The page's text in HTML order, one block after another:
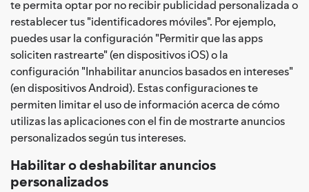
te permita optar por no recibir publicidad personalizada o
restablecer tus "identificadores móviles". Por ejemplo,
puedes usar la configuración "Permitir que las apps
soliciten rastrearte" (en dispositivos iOS) o la
configuración "Inhabilitar anuncios basados en intereses"
(en dispositivos Android). Estas configuraciones te
permiten limitar el uso de información acerca de cómo
utilizas las aplicaciones con el fin de mostrarte anuncios
personalizados según tus intereses.
Habilitar o deshabilitar anuncios
personalizados